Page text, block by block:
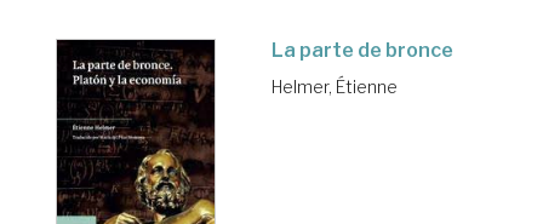
La parte de bronce
Helmer, Étienne